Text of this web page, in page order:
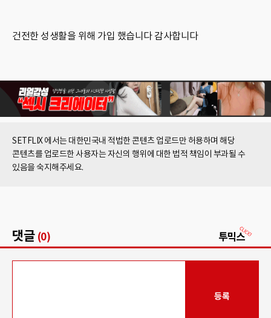
건전한 성생활을 위해 가입 했습니다 감사합니다
SETFLIX 에서는 대한민국내 적법한 콘텐츠 업로드만 허용하며 해당
콘텐츠를 업로드한 사용자는 자신의 행위에 대한 법적 책임이 부과될 수
있음을 숙지해주세요.
투믹스
댓글 (0)
등록